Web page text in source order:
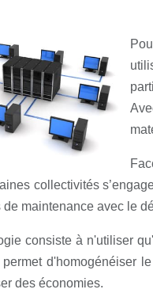
collectivités
de maintenance avec le
consiste à n'utiliser
d'homogénéiser
des économies.